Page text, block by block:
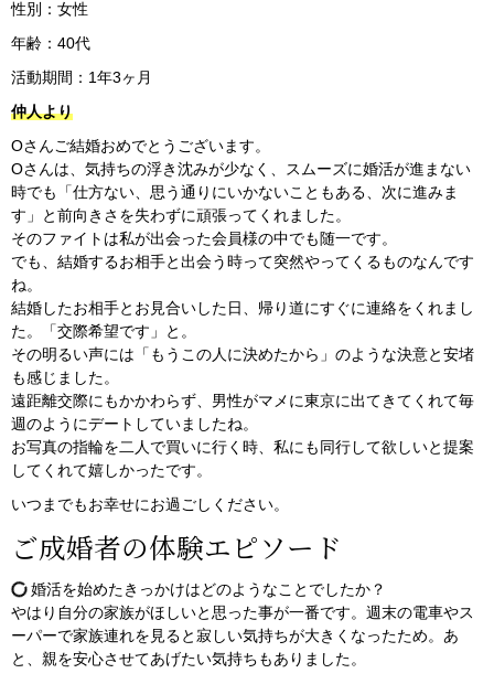
性別：女性
年齢：40代
活動期間：1年3ヶ月
仲人より
Oさんご結婚おめでとうございます。
Oさんは、気持ちの浮き沈みが少なく、スムーズに婚活が進まない
時でも「仕方ない、思う通りにいかないこともある、次に進みま
す」と前向きさを失わずに頑張ってくれました。
そのファイトは私が出会った会員様の中でも随一です。
でも、結婚するお相手と出会う時って突然やってくるものなんです
ね。
結婚したお相手とお見合いした日、帰り道にすぐに連絡をくれまし
た。「交際希望です」と。
その明るい声には「もうこの人に決めたから」のような決意と安堵
も感じました。
遠距離交際にもかかわらず、男性がマメに東京に出てきてくれて毎
週のようにデートしていましたね。
お写真の指輪を二人で買いに行く時、私にも同行して欲しいと提案
してくれて嬉しかったです。
いつまでもお幸せにお過ごしください。
ご成婚者の体験エピソード
婚活を始めたきっかけはどのようなことでしたか？
やはり自分の家族がほしいと思った事が一番です。週末の電車やス
ーパーで家族連れを見ると寂しい気持ちが大きくなったため。あ
と、親を安心させてあげたい気持ちもありました。